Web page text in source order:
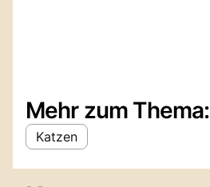
Mehr zum Thema:
Katzen